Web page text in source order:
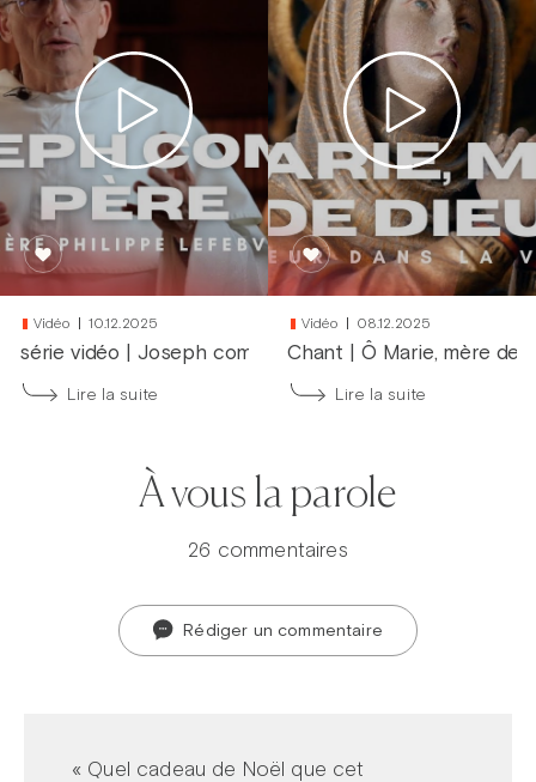
Vidéo 10.12.2025
série vidéo | Joseph comme père
Lire la suite
Vidéo 08.12.2025
Chant | Ô Marie, mère de
Lire la suite
À vous la parole
26 commentaires
Rédiger un commentaire
« Quel cadeau de Noël que cet